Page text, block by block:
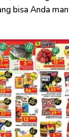
bisa Anda